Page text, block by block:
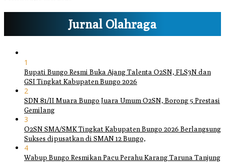
Jurnal Olahraga
1
Bupati Bungo Resmi Buka Ajang Talenta O2SN, FLS3N dan
GSI Tingkat Kabupaten Bungo 2026
2
SDN 81/II Muara Bungo Juara Umum O2SN, Borong 5 Prestasi
Gemilang
3
O2SN SMA/SMK Tingkat Kabupaten Bungo 2026 Berlangsung
Sukses dipusatkan di SMAN 12 Bungo,
4
Wabup Bungo Resmikan Pacu Perahu Karang Taruna Tanjung